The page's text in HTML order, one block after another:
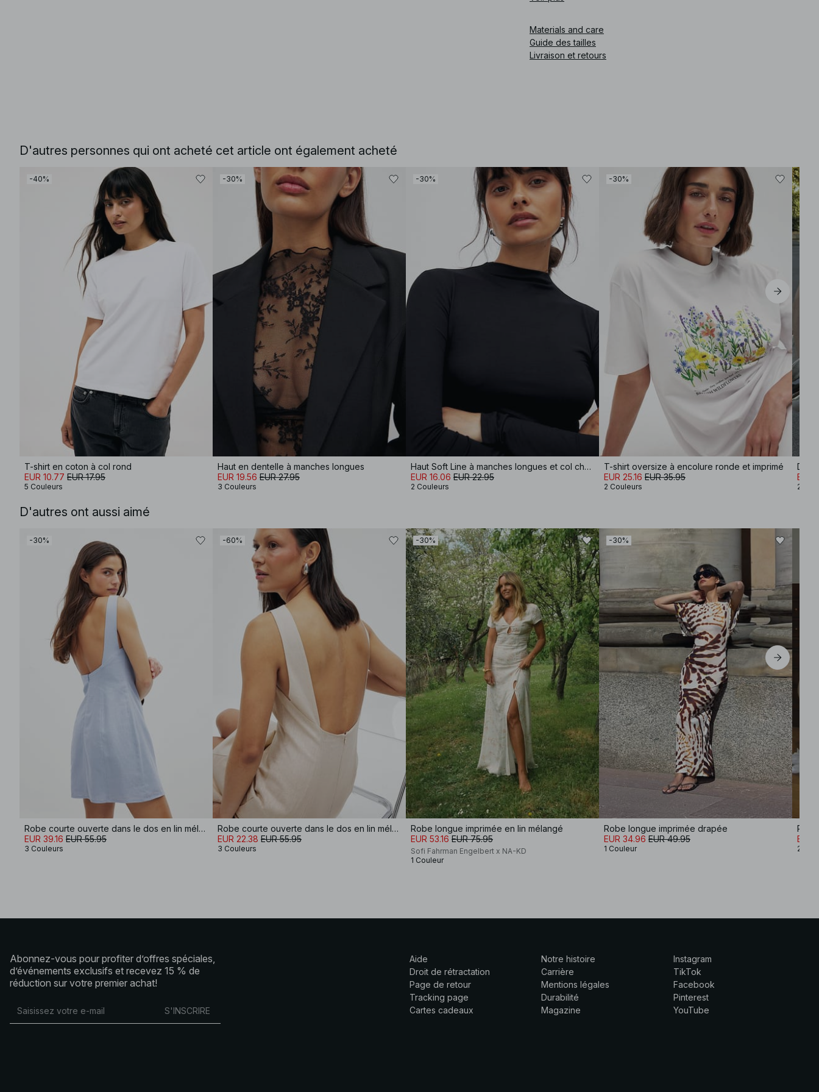
Materials and care
Guide des tailles
Livraison et retours
D'autres personnes qui ont acheté cet article ont également acheté
-40%
T-shirt en coton à col rond
EUR 10.77 EUR 17.95
5 Couleurs
-30%
Haut en dentelle à manches longues
EUR 19.56 EUR 27.95
3 Couleurs
-30%
Haut Soft Line à manches longues et col cheminée
EUR 16.06 EUR 22.95
2 Couleurs
-30%
T-shirt oversize à encolure ronde et imprimé
EUR 25.16 EUR 35.95
2 Couleurs
EUR
2
D'autres ont aussi aimé
-30%
Robe courte ouverte dans le dos en lin mélangé
EUR 39.16 EUR 55.95
3 Couleurs
-60%
Robe courte ouverte dans le dos en lin mélangé
EUR 22.38 EUR 55.95
3 Couleurs
-30%
Robe longue imprimée en lin mélangé
EUR 53.16 EUR 75.95
Sofi Fahrman Engelbert x NA-KD
1 Couleur
-30%
Robe longue imprimée drapée
EUR 34.96 EUR 49.95
1 Couleur
EUR
2
Abonnez-vous pour profiter d’offres spéciales,
d’événements exclusifs et recevez 15 % de
réduction sur votre premier achat!
S'INSCRIRE
Aide
Droit de rétractation
Page de retour
Tracking page
Cartes cadeaux
Notre histoire
Carrière
Mentions légales
Durabilité
Magazine
Instagram
TikTok
Facebook
Pinterest
YouTube